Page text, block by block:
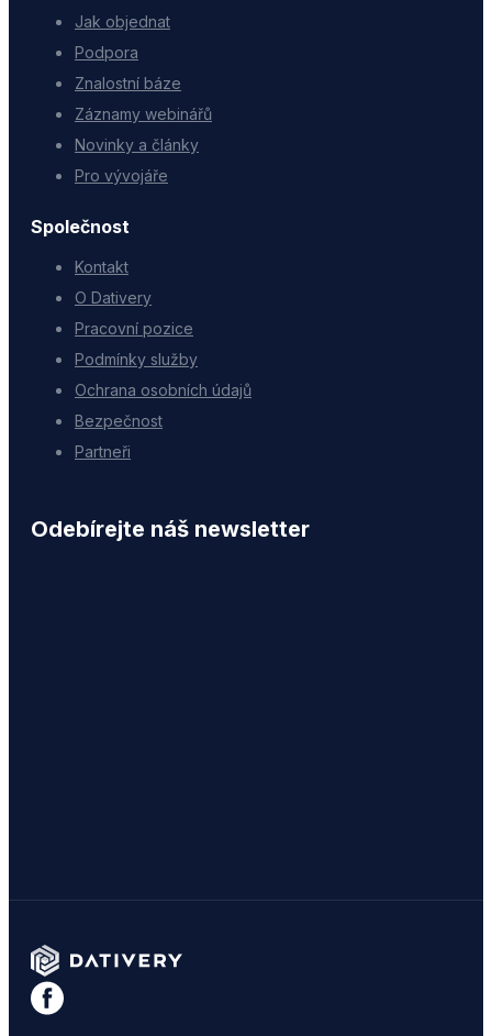
Jak objednat
Podpora
Znalostní báze
Záznamy webinářů
Novinky a články
Pro vývojáře
Společnost
Kontakt
O Dativery
Pracovní pozice
Podmínky služby
Ochrana osobních údajů
Bezpečnost
Partneři
Odebírejte náš newsletter